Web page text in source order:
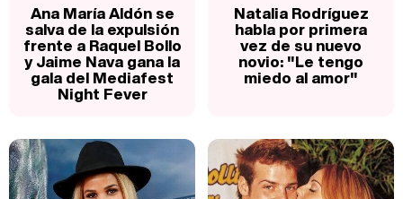
Ana María Aldón se
salva de la expulsión
frente a Raquel Bollo
y Jaime Nava gana la
gala del Mediafest
Night Fever
Natalia Rodríguez
habla por primera
vez de su nuevo
novio: "Le tengo
miedo al amor"